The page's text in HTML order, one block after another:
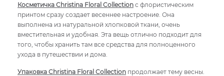
Косметичка Christina Floral Collection с флористическим
принтом сразу создает весеннее настроение. Она
выполнена из натуральной хлопковой ткани, очень
вместительная и удобная. Эта вещь отлично подходит для
того, чтобы хранить там все средства для полноценного
ухода в путешествии и дома.
Упаковка Christina Floral Collection продолжает тему весны.